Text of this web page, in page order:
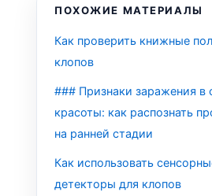
ПОХОЖИЕ МАТЕРИАЛЫ
Как проверить книжные
клопов
### Признаки заражения в
красоты: как распознать
на ранней стадии
Как использовать
детекторы для клопов